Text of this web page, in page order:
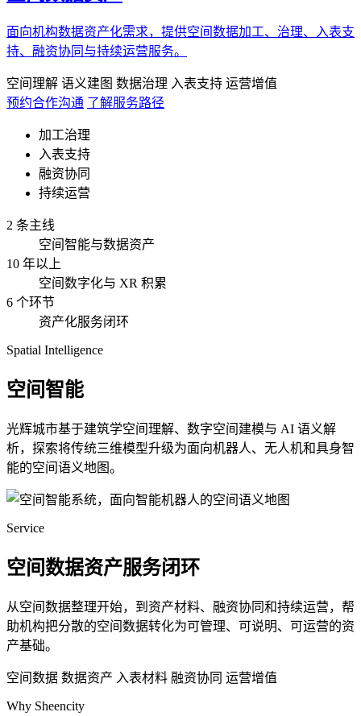
面向机构数据资产化需求，提供空间数据加工、治理、入表支
持、融资协同与持续运营服务。
空间理解 语义建图 数据治理 入表支持 运营增值
预约合作沟通 了解服务路径
加工治理
入表支持
融资协同
持续运营
2 条主线
空间智能与数据资产
10 年以上
空间数字化与 XR 积累
6 个环节
资产化服务闭环
Spatial Intelligence
空间智能
光辉城市基于建筑学空间理解、数字空间建模与 AI 语义解
析，探索将传统三维模型升级为面向机器人、无人机和具身智
能的空间语义地图。
Service
空间数据资产服务闭环
从空间数据整理开始，到资产材料、融资协同和持续运营，帮
助机构把分散的空间数据转化为可管理、可说明、可运营的资
产基础。
空间数据 数据资产 入表材料 融资协同 运营增值
Why Sheencity